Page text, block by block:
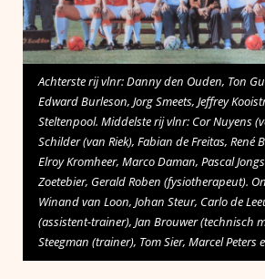
Achterste rij vlnr: Danny den Ouden, Ton
Edward Burleson, Jorg Smeets, Jeffrey
Steltenpool. Middelste rij vlnr: Cor Nuyens
Schilder (van Riek), Fabian de Freitas, René
Elroy Kromheer, Marco Daman, Pascal
Zoetebier, Gerald Roben (fysiotherapeut).
Winand van Loon, Johan Steur, Carlo de
(assistent-trainer), Jan Brouwer (technisch
Steegman (trainer), Tom Sier, Marcel Peters